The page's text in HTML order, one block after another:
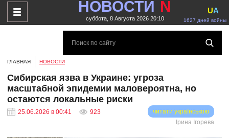
НОВОСТИ N
суббота, 8 Августа 2026 20:10 1627 дней войны
UA
ГЛАВНАЯ НОВОСТИ
Сибирская язва в Украине: угроза
масштабной эпидемии маловероятна, но
остаются локальные риски
25.06.2026 в 00:41 923
читати українською
Ірина Ігорева